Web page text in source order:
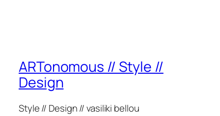
ARTonomous // Style //
Design
Style // Design // vasiliki bellou